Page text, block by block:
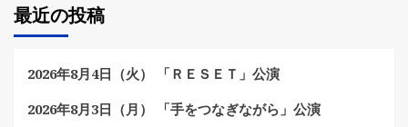
最近の投稿
2026年8月4日（火） 「ＲＥＳＥＴ」公演
2026年8月3日（月） 「手をつなぎながら」公演